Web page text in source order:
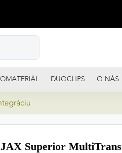
DUOCLIPS O NÁS
Superior